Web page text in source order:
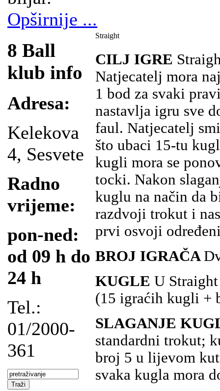
Opširnije ...
8 Ball
klub info
Adresa:
Kelekova
4, Sesvete
Radno
vrijeme:
pon-ned:
od 09 h do
24 h
Tel.:
01/2000-
361
Straight
CILJ IGRE
Natjecatelj mora
1 bod za svaki
nastavlja igru sve
faul. Natjecatelj
što ubaci 15-tu
kugli mora se
tocki. Nakon
kuglu na način da
razdvoji trokut i
prvi osvoji
BROJ IGRAČA
KUGLE U
(15 igraćih kugli +
SLAGANJE
standardni trokut;
broj 5 u lijevom
svaka kugla mora